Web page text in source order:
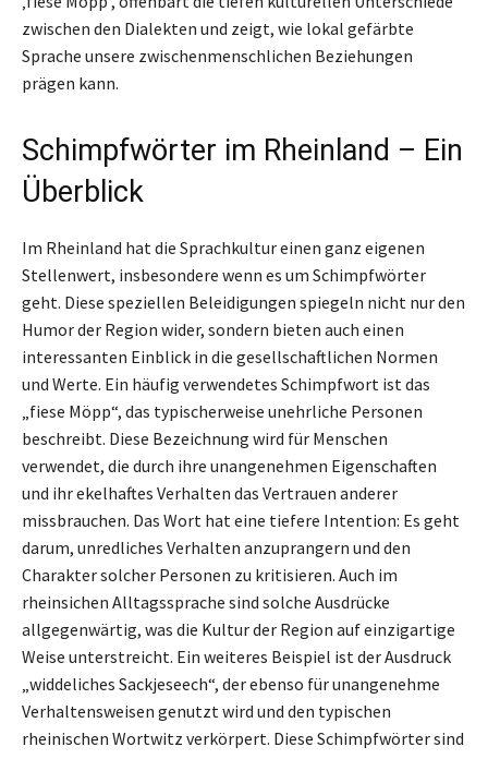
zwischen den Dialekten und zeigt, wie lokal gefärbte
Sprache unsere zwischenmenschlichen Beziehungen
prägen kann.
Schimpfwörter im Rheinland – Ein
Überblick
Im Rheinland hat die Sprachkultur einen ganz eigenen
Stellenwert, insbesondere wenn es um Schimpfwörter
geht. Diese speziellen Beleidigungen spiegeln nicht nur den
Humor der Region wider, sondern bieten auch einen
interessanten Einblick in die gesellschaftlichen Normen
und Werte. Ein häufig verwendetes Schimpfwort ist das
„fiese Möpp“, das typischerweise unehrliche Personen
beschreibt. Diese Bezeichnung wird für Menschen
verwendet, die durch ihre unangenehmen Eigenschaften
und ihr ekelhaftes Verhalten das Vertrauen anderer
missbrauchen. Das Wort hat eine tiefere Intention: Es geht
darum, unredliches Verhalten anzuprangern und den
Charakter solcher Personen zu kritisieren. Auch im
rheinsichen Alltagssprache sind solche Ausdrücke
allgegenwärtig, was die Kultur der Region auf einzigartige
Weise unterstreicht. Ein weiteres Beispiel ist der Ausdruck
„widdeliches Sackjeseech“, der ebenso für unangenehme
Verhaltensweisen genutzt wird und den typischen
rheinischen Wortwitz verkörpert. Diese Schimpfwörter sind